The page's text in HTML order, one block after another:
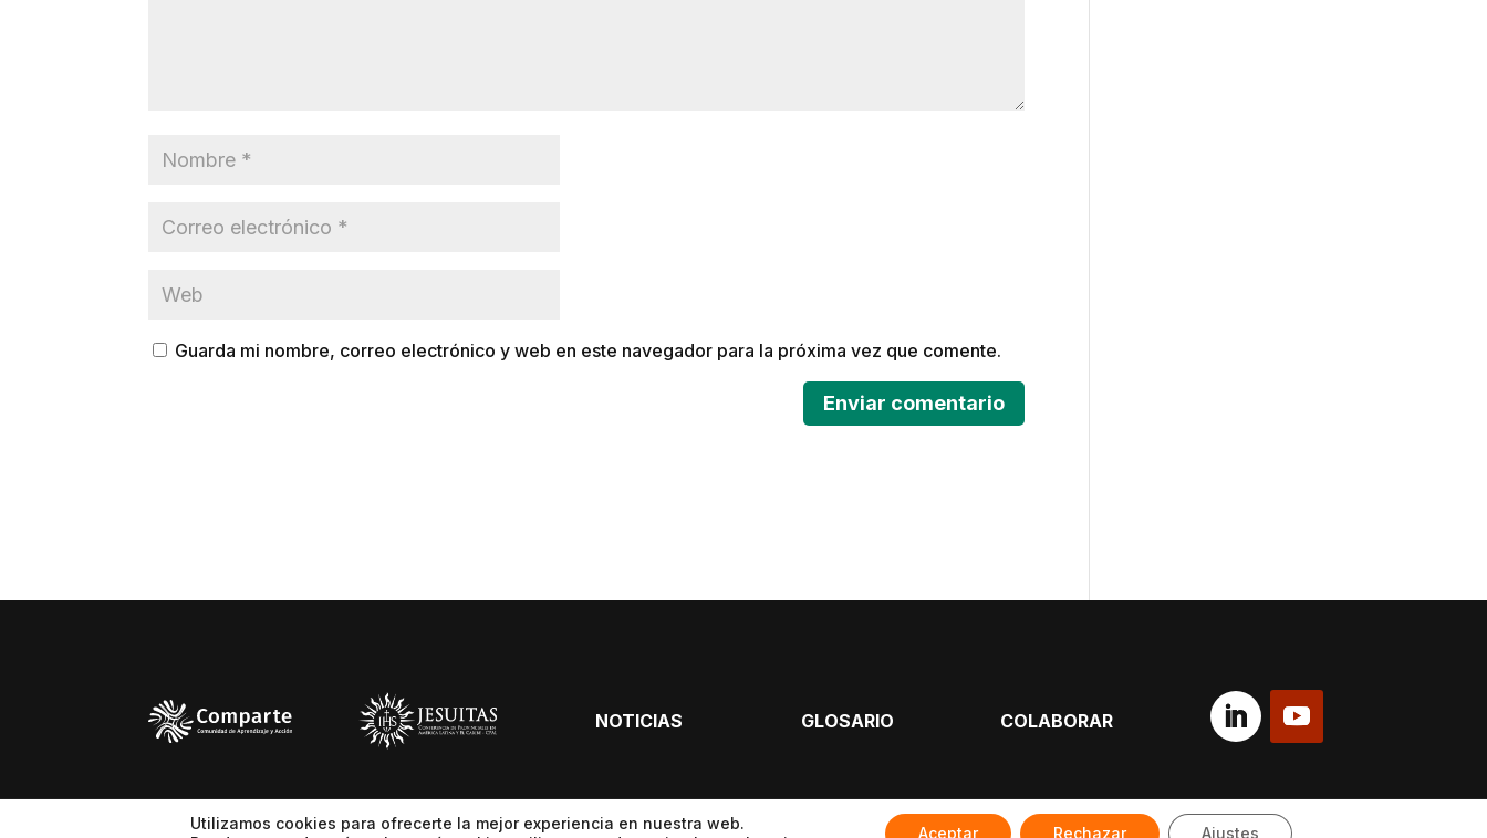
Guarda mi nombre, correo electrónico y web en este navegador para la próxima vez que comente.
NOTICIAS GLOSARIO COLABORAR
Aviso de privacidad Área legal 2024 © Red Comparte
Utilizamos cookies para ofrecerte la mejor experiencia en nuestra web.
Aceptar Rechazar Ajustes